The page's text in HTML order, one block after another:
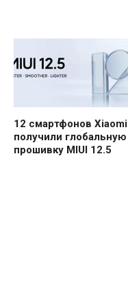
12 смартфонов Xiaomi
получили глобальную
прошивку MIUI 12.5